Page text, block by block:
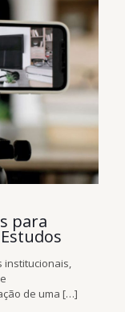
para
institucionais,
de uma […]